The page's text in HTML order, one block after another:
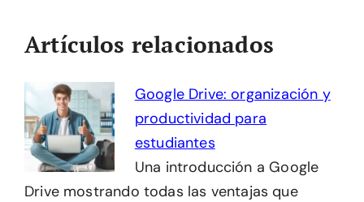
Artículos relacionados
Google Drive: organización y
productividad para
estudiantes
Una introducción a Google
Drive mostrando todas las ventajas que